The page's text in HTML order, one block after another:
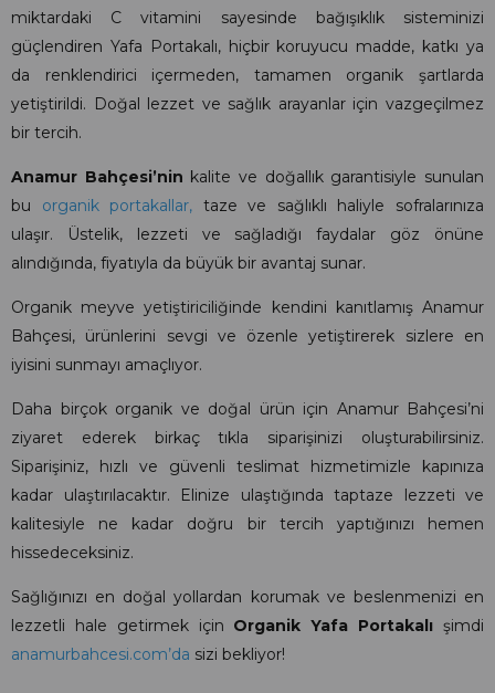
miktardaki C vitamini sayesinde bağışıklık sisteminizi
güçlendiren Yafa Portakalı, hiçbir koruyucu madde, katkı ya
da renklendirici içermeden, tamamen organik şartlarda
yetiştirildi. Doğal lezzet ve sağlık arayanlar için vazgeçilmez
bir tercih.
Anamur Bahçesi’nin kalite ve doğallık garantisiyle sunulan
bu organik portakallar, taze ve sağlıklı haliyle sofralarınıza
ulaşır. Üstelik, lezzeti ve sağladığı faydalar göz önüne
alındığında, fiyatıyla da büyük bir avantaj sunar.
Organik meyve yetiştiriciliğinde kendini kanıtlamış Anamur
Bahçesi, ürünlerini sevgi ve özenle yetiştirerek sizlere en
iyisini sunmayı amaçlıyor.
Daha birçok organik ve doğal ürün için Anamur Bahçesi’ni
ziyaret ederek birkaç tıkla siparişinizi oluşturabilirsiniz.
Siparişiniz, hızlı ve güvenli teslimat hizmetimizle kapınıza
kadar ulaştırılacaktır. Elinize ulaştığında taptaze lezzeti ve
kalitesiyle ne kadar doğru bir tercih yaptığınızı hemen
hissedeceksiniz.
Sağlığınızı en doğal yollardan korumak ve beslenmenizi en
lezzetli hale getirmek için Organik Yafa Portakalı şimdi
anamurbahcesi.com’da sizi bekliyor!